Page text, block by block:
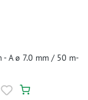
- A ø 7.0 mm / 50 m-